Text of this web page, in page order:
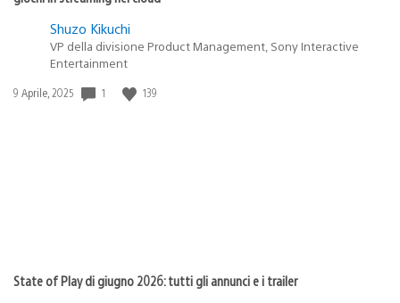
Shuzo Kikuchi
VP della divisione Product Management, Sony Interactive
Entertainment
Data
9 Aprile, 2025 1 139
State of Play di giugno 2026: tutti gli annunci e i trailer